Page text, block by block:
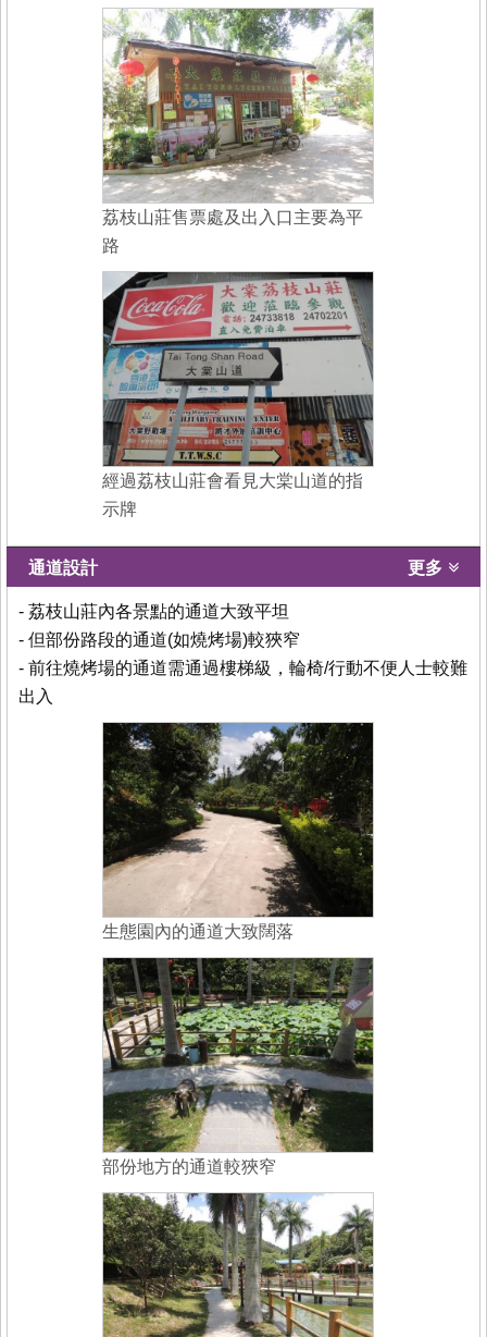
荔枝山莊售票處及出入口主要為平
路
經過荔枝山莊會看見大棠山道的指
示牌
通道設計 更多
- 荔枝山莊內各景點的通道大致平坦
- 但部份路段的通道(如燒烤場)較狹窄
- 前往燒烤場的通道需通過樓梯級，輪椅/行動不便人士較難
出入
生態園內的通道大致闊落
部份地方的通道較狹窄